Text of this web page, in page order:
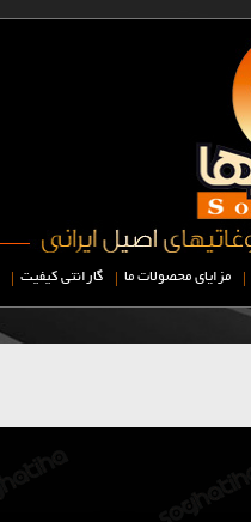
| مزایای محصولات ما | گارانتی کیفیت |